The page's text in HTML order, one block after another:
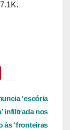
‘escória
infiltrada nos
às ‘fronteiras